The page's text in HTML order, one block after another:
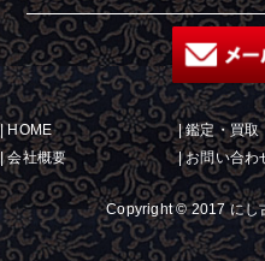
|HOME |鑑定・買取
|会社概要 |お問い合わ
Copyright © 2017 にし